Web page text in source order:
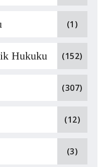
(1)
Hukuku (152)
(307)
(12)
(3)